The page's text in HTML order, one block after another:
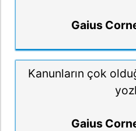
Gaius
Kanunların çok
Gaius